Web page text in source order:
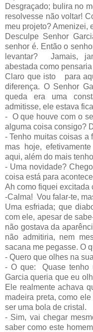
Desgraçado; bulira no
resolvesse não voltar!
meu projeto? Amenizei,
Desculpe Senhor
senhor é. Então o
levantar?
Jamais,
abestada como
Claro que isto
para
diferença. O Senhor
queda era uma
admitisse, ele estava
- O que houve com o
alguma coisa consigo?
- Tenho muitas coisas a
mas hoje,
aqui, além do mais
- Uma novidade?
coisa está para
Ah como fiquei excitada
-Calma! Vou falar-te,
Uma esfriada; que
com ele, apesar de
não gostava da
não admitiria, nem
sacana me pegasse. O
- Quero que olhes na
- O que:
Quase
Garcia queria que eu
Ele realmente achava
madeira preta, como
ser uma bola de cristal.
- Sim, vai chegar
saber como este